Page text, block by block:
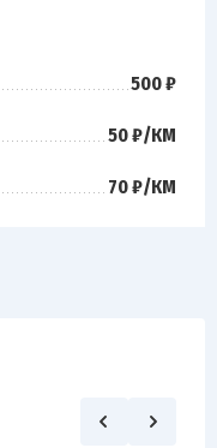
500 ₽
50 ₽/КМ
70 ₽/КМ